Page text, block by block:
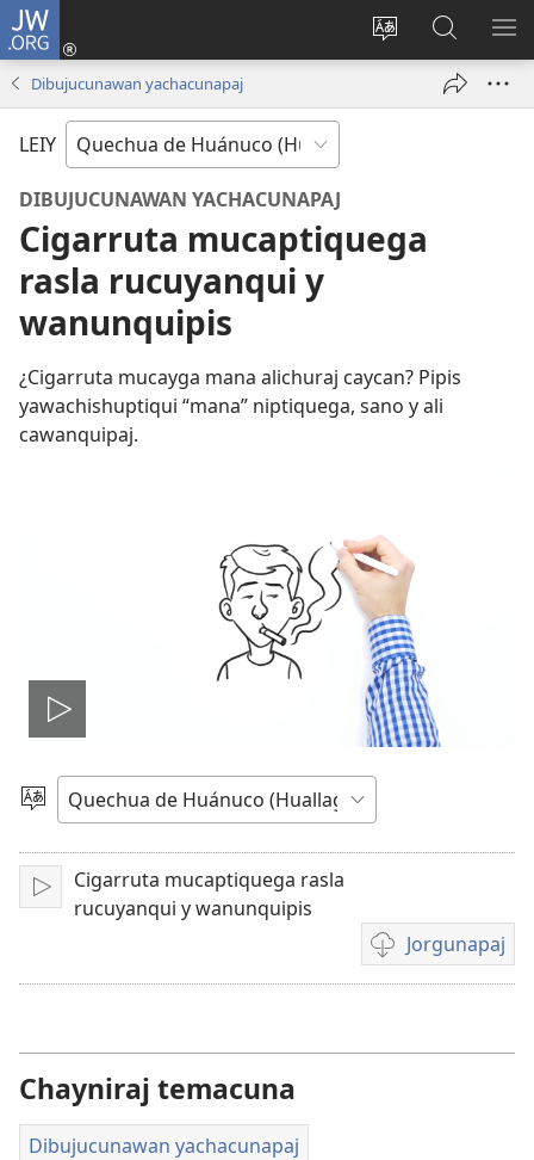
JW.ORG
Idiumata
trucachiy
Cuentayquiman
yaycuy
JW.ORG
ashiy
Dibujucunawan yachacunapaj
LEIY
DIBUJUCUNAWAN YACHACUNAPAJ
Cigarruta mucaptiquega
rasla rucuyanqui y
wanunquipis
¿Cigarruta mucayga mana alichuraj caycan? Pipis
yawachishuptiqui “mana” niptiquega, sano y ali
cawanquipaj.
Videuta
galaycachinapaj
Idiumata
acranapaj
Galaycachinapaj
Cigarruta mucaptiquega rasla
rucuyanqui y wanunquipis
Jorgunapaj
Videucunata
imano
Chayniraj temacuna
Dibujucunawan yachacunapaj